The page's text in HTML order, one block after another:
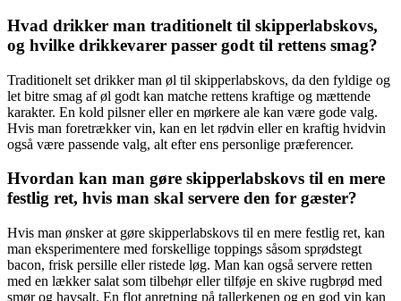
Hvad drikker man traditionelt til skipperlabskovs,
og hvilke drikkevarer passer godt til rettens smag?
Traditionelt set drikker man øl til skipperlabskovs, da den fyldige og
let bitre smag af øl godt kan matche rettens kraftige og mættende
karakter. En kold pilsner eller en mørkere ale kan være gode valg.
Hvis man foretrækker vin, kan en let rødvin eller en kraftig hvidvin
også være passende valg, alt efter ens personlige præferencer.
Hvordan kan man gøre skipperlabskovs til en mere
festlig ret, hvis man skal servere den for gæster?
Hvis man ønsker at gøre skipperlabskovs til en mere festlig ret, kan
man eksperimentere med forskellige toppings såsom sprødstegt
bacon, frisk persille eller ristede løg. Man kan også servere retten
med en lækker salat som tilbehør eller tilføje en skive rugbrød med
smør og havsalt. En flot anretning på tallerkenen og en god vin kan